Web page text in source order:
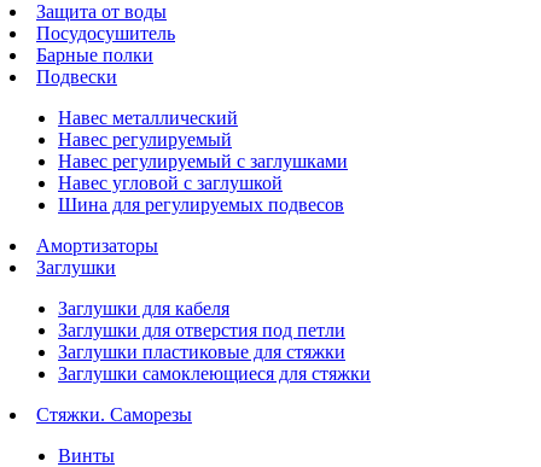
Защита от воды
Посудосушитель
Барные полки
Подвески
Навес металлический
Навес регулируемый
Навес регулируемый с заглушками
Навес угловой с заглушкой
Шина для регулируемых подвесов
Амортизаторы
Заглушки
Заглушки для кабеля
Заглушки для отверстия под петли
Заглушки пластиковые для стяжки
Заглушки самоклеющиеся для стяжки
Стяжки. Саморезы
Винты